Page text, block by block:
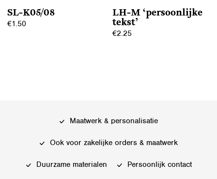
de
productpagina
de
productpagina
SL-K05/08
€1.50
LH-M ‘persoonlijke
tekst’
€2.25
optie
kan
worden
Maatwerk & personalisatie
Ook voor zakelijke orders & maatwerk
Duurzame materialen Persoonlijk contact